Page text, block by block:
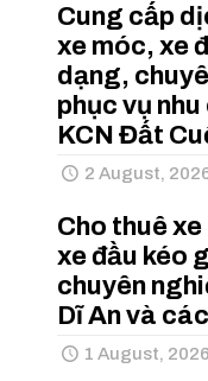
Cung cấp
xe móc, xe
dạng,
phục vụ
KCN Đất
2 August,
Cho thuê
xe đầu kéo
chuyên
Dĩ An và
1 August, 2026